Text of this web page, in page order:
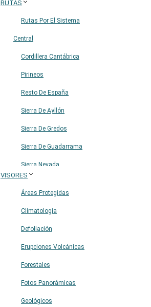
RUTAS
Rutas Por El Sistema
Central
Cordillera Cantábrica
Pirineos
Resto De España
Sierra De Ayllón
Sierra De Gredos
Sierra De Guadarrama
Sierra Nevada
VISORES
Áreas Protegidas
Climatología
Defoliación
Erupciones Volcánicas
Forestales
Fotos Panorámicas
Geológicos